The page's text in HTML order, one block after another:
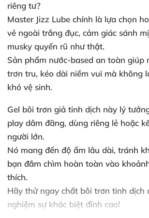
riêng tư?
Master Jizz Lube chính là lựa chọn
vẻ ngoài trắng đục, cảm giác sánh
musky quyến rũ như thật.
Sản phẩm nước-based an toàn giúp
trơn tru, kéo dài niềm vui mà không
khó vệ sinh.
Gel bôi trơn giả tinh dịch này lý
play dâm đãng, dùng riêng lẻ hoặc
người lớn.
Nó mang đến độ ẩm lâu dài, tránh
bạn đắm chìm hoàn toàn vào
thích.
Hãy thử ngay chất bôi trơn tinh dịch
nghiệm sự khác biệt đỉnh cao!